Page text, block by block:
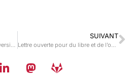
Merci pour votre engagement (version 2)
SUIVANT
Lettre ouverte pour du libre et de l’open en conscience